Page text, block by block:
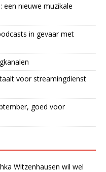
een nieuwe muzikale
in gevaar met
voor streamingdienst
goed voor
Witzenhausen wil wel